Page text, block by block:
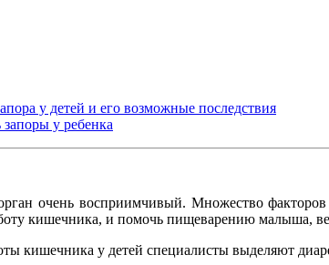
у детей и его возможные последствия
у ребенка
очень восприимчивый. Множество
кишечника, и помочь пищеварению малыша,
кишечника у детей специалисты выделяют